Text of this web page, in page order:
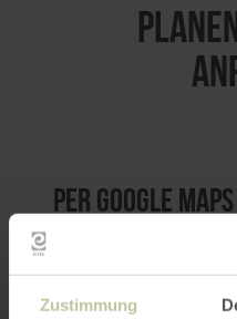
Zustimmung
per Google Maps